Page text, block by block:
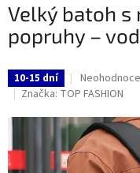
Velký batoh
popruhy –
10-15 dní
Průměrné
hodnocení
je
0,0
z
Značka: TOP FASHION